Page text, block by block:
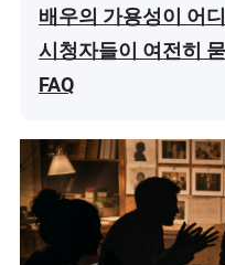
배우의 가용성이 어
시청자들이 여전히
FAQ